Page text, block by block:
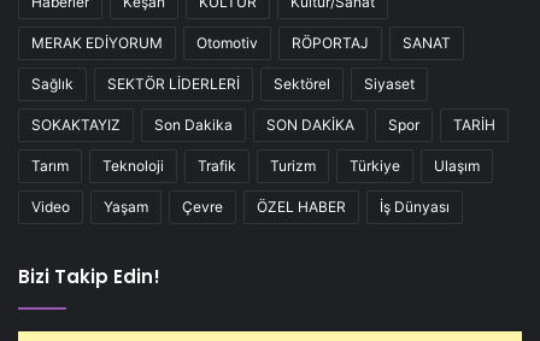
MERAK EDİYORUM Otomotiv RÖPORTAJ SANAT
Sağlık SEKTÖR LİDERLERİ Sektörel Siyaset
SOKAKTAYIZ Son Dakika SON DAKİKA Spor TARİH
Tarım Teknoloji Trafik Turizm Türkiye Ulaşım
Video Yaşam Çevre ÖZEL HABER İş Dünyası
Bizi Takip Edin!